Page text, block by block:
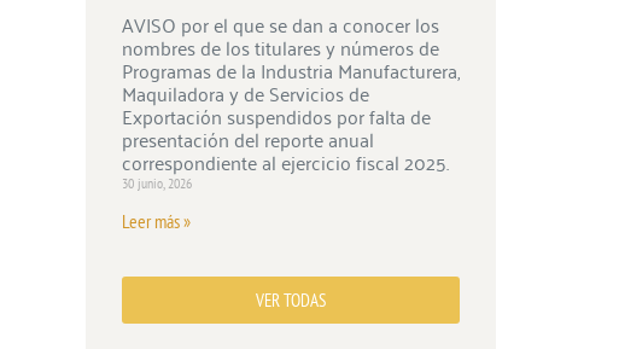
AVISO por el que se dan a conocer los
nombres de los titulares y números de
Programas de la Industria Manufacturera,
Maquiladora y de Servicios de
Exportación suspendidos por falta de
presentación del reporte anual
correspondiente al ejercicio fiscal 2025.
30 junio, 2026
Leer más »
VER TODAS